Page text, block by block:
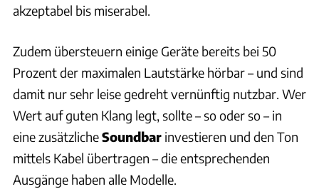
akzeptabel bis miserabel.
Zudem übersteuern einige Geräte bereits bei 50
Prozent der maximalen Lautstärke hörbar – und sind
damit nur sehr leise gedreht vernünftig nutzbar. Wer
Wert auf guten Klang legt, sollte – so oder so – in
eine zusätzlicheSoundbar investieren und den Ton
mittels Kabel übertragen – die entsprechenden
Ausgänge haben alle Modelle.